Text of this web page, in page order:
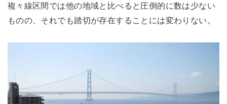
複々線区間では他の地域と比べると圧倒的に数は少ない
ものの、それでも踏切が存在することには変わりない。